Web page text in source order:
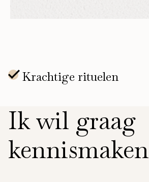
Ik wil graag
kennismaken